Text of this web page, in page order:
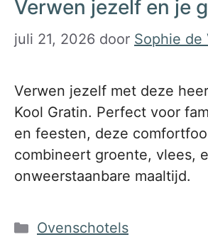
Verwen jezelf en je
juli 21, 2026 door Sophie de
Verwen jezelf met deze
Kool Gratin. Perfect voor
en feesten, deze
combineert groente, vlees,
onweerstaanbare maaltijd.
Categorieën
Ovenschotels